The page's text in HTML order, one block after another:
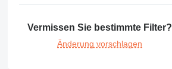
422
424
Vermissen Sie bestimmte Filter?
Änderung vorschlagen